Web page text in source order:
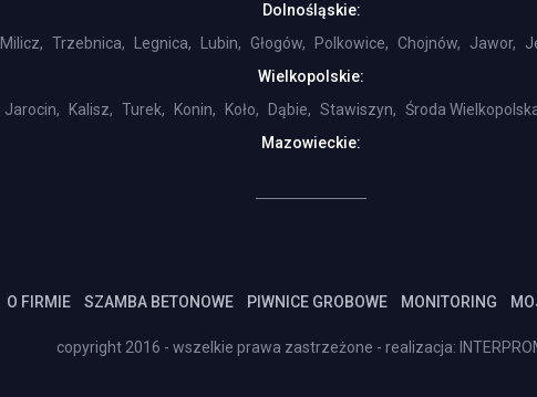
Dolnośląskie:
Milicz, Trzebnica, Legnica, Lubin, Głogów, Polkowice, Chojnów, Jawor,
Wielkopolskie:
Jarocin, Kalisz, Turek, Konin, Koło, Dąbie, Stawiszyn, Środa
Mazowieckie:
O FIRMIE SZAMBA BETONOWE PIWNICE GROBOWE MONITORING
copyright 2016 - wszelkie prawa zastrzeżone - realizacja: